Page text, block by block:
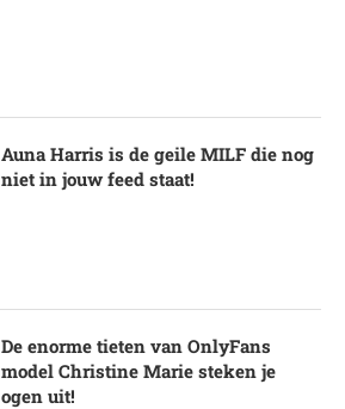
Auna Harris is de geile MILF die nog
niet in jouw feed staat!
De enorme tieten van OnlyFans
model Christine Marie steken je
ogen uit!